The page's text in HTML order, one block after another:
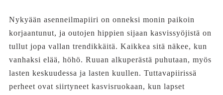
Nykyään asenneilmapiiri on onneksi monin paikoin
korjaantunut, ja outojen hippien sijaan kasvissyöjistä on
tullut jopa vallan trendikkäitä. Kaikkea sitä näkee, kun
vanhaksi elää, höhö. Ruuan alkuperästä puhutaan, myös
lasten keskuudessa ja lasten kuullen. Tuttavapiirissä
perheet ovat siirtyneet kasvisruokaan, kun lapset